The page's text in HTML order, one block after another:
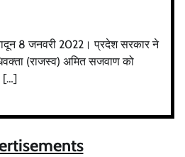
8 जनवरी 2022। प्रदेश सरकार ने
(राजस्व) अमित सजवाण को
[…]